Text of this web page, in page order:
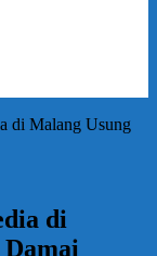
di Malang Usung
di
Damai